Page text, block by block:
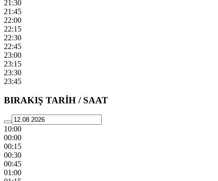
21:30
21:45
22:00
22:15
22:30
22:45
23:00
23:15
23:30
23:45
BIRAKIŞ TARİH / SAAT
10:00
00:00
00:15
00:30
00:45
01:00